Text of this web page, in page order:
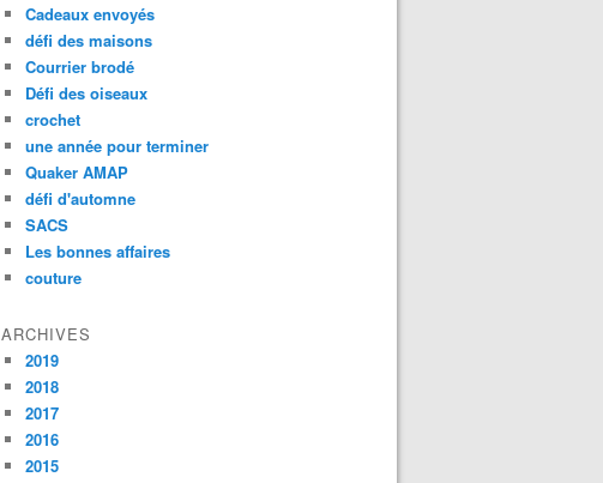
Cadeaux envoyés
défi des maisons
Courrier brodé
Défi des oiseaux
crochet
une année pour terminer
Quaker AMAP
défi d'automne
SACS
Les bonnes affaires
couture
ARCHIVES
2019
2018
2017
2016
2015